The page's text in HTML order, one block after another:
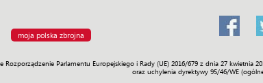
moja polska zbrojna
Rozporządzenie Parlamentu Europejskiego i Rady (UE) 2016/679 z dnia 27
oraz uchylenia dyrektywy 95/46/WE
Misje Polityka Prawo Świat Społeczność Sport